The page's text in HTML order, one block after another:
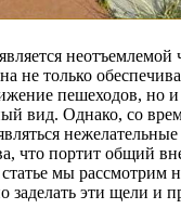
неотъемлемой
не только
пешеходов, но и
вид. Однако, со
что портит общий
мы рассмотрим
заделать эти щели и